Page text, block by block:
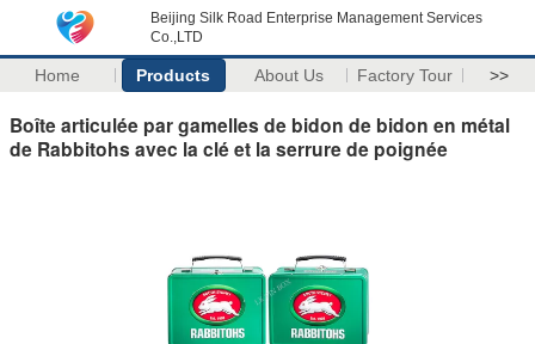
Beijing Silk Road Enterprise Management Services
Co.,LTD
Home Products About Us Factory Tour >>
Boîte articulée par gamelles de bidon de bidon en métal
de Rabbitohs avec la clé et la serrure de poignée